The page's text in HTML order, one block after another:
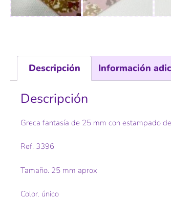
Descripción Información
Descripción
Greca fantasía de 25 mm con estampado
Ref. 3396
Tamaño. 25 mm aprox
Color. único